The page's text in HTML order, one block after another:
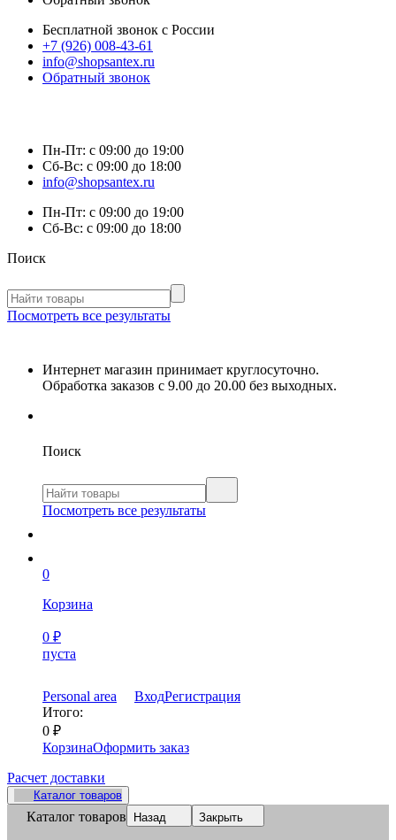
Бесплатной звонок с России
+7 (926) 008-43-61
info@shopsantex.ru
Обратный звонок
Пн-Пт: с 09:00 до 19:00
Сб-Вс: с 09:00 до 18:00
info@shopsantex.ru
Пн-Пт: с 09:00 до 19:00
Сб-Вс: с 09:00 до 18:00
Поиск
Посмотреть все результаты
Интернет магазин принимает круглосуточно.
Обработка заказов с 9.00 до 20.00 без выходных.
Поиск
Посмотреть все результаты
0
Корзина
0 ₽
пуста
Personal area ВходРегистрация
Итого:
0 ₽
КорзинаОформить заказ
Расчет доставки
Каталог товаров
Каталог товаров Назад Закрыть